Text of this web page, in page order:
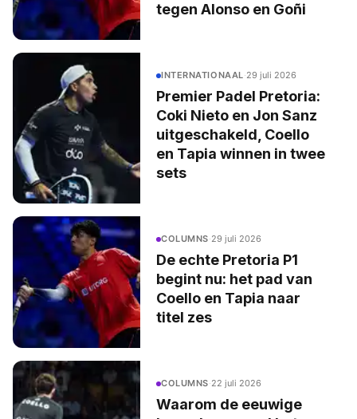
tegen Alonso en Goñi
INTERNATIONAAL·29 juli 2026
Premier Padel Pretoria:
Coki Nieto en Jon Sanz
uitgeschakeld, Coello
en Tapia winnen in twee
sets
COLUMNS·29 juli 2026
De echte Pretoria P1
begint nu: het pad van
Coello en Tapia naar
titel zes
COLUMNS·22 juli 2026
Waarom de eeuwige